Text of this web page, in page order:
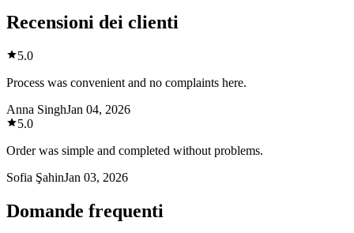
Recensioni dei clienti
5.0
Process was convenient and no complaints here.
Anna SinghJan 04, 2026
5.0
Order was simple and completed without problems.
Sofia ŞahinJan 03, 2026
Domande frequenti